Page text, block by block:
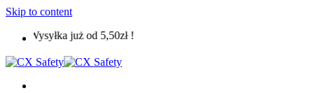
Skip to content
Wysyłka już od 5,50zł !